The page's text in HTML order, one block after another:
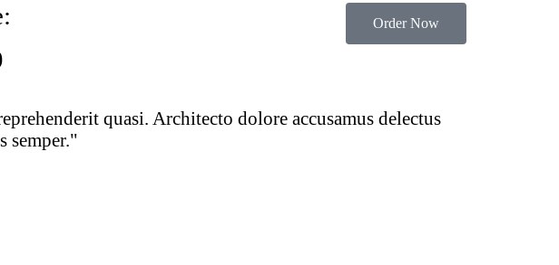
Order Now
quasi. Architecto dolore accusamus delectus
semper."